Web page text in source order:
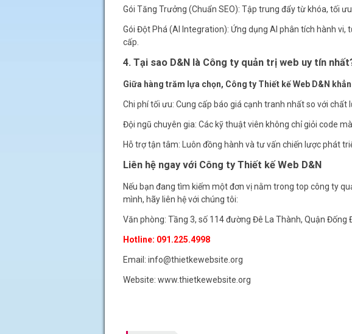
Gói Tăng Trưởng (Chuẩn SEO): Tập trung đẩy từ khóa, tối
Gói Đột Phá (AI Integration): Ứng dụng AI phân tích hành
cấp.
4. Tại sao D&N là Công ty quản trị web uy tín
Giữa hàng trăm lựa chọn, Công ty Thiết kế Web D&N
Chi phí tối ưu: Cung cấp báo giá cạnh tranh nhất so với chất
Đội ngũ chuyên gia: Các kỹ thuật viên không chỉ giỏi code
Hỗ trợ tận tâm: Luôn đồng hành và tư vấn chiến lược phát
Liên hệ ngay với Công ty Thiết kế Web D&N
Nếu bạn đang tìm kiếm một đơn vị nằm trong top công ty
mình, hãy liên hệ với chúng tôi:
Văn phòng: Tầng 3, số 114 đường Đê La Thành, Quận Đống
Hotline: 091.225.4998
Email: info@thietkewebsite.org
Website: www.thietkewebsite.org